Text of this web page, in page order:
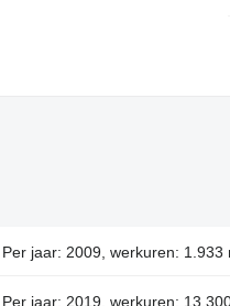
Per jaar: 2009, werkuren:
Per jaar: 2019, werkuren: